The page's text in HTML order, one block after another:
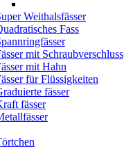
Weithalsfässer
Fass
mit Schraubverschluss
mit Hahn
für Flüssigkeiten
fässer
fässer